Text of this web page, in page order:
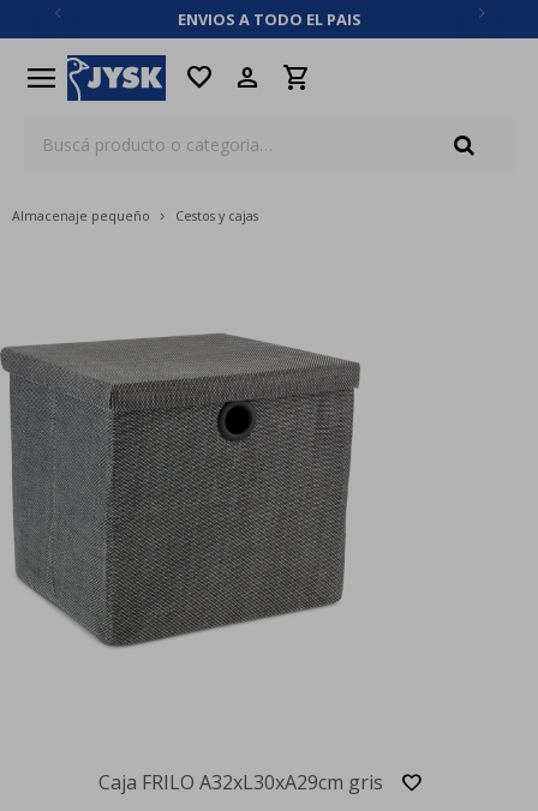
ENVIOS A TODO EL PAIS
menu favorite
Almacenaje pequeño Cestos y cajas
Caja FRILO A32xL30xA29cm gris
close